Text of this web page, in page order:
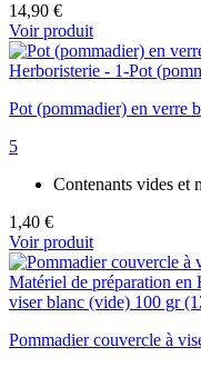
14,90 €
Voir produit
Pot (pommadier) en verre
5
Contenants vides et
1,40 €
Voir produit
Pommadier couvercle à